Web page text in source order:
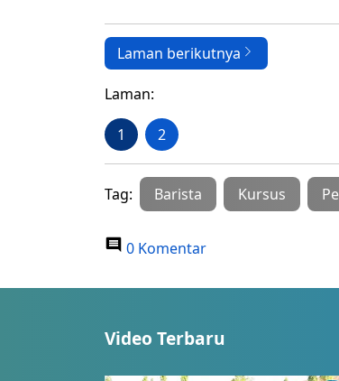
Laman berikutnya
Laman:
1 2
Tag: Barista Kursus
0 Komentar
Video Terbaru